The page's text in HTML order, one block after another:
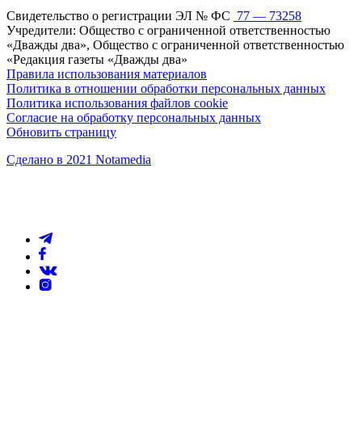
Свидетельство о регистрации ЭЛ № ФС 77 — 73258
Учредители: Общество с ограниченной ответственностью
«Дважды два», Общество с ограниченной ответственностью
«Редакция газеты «Дважды два»
Правила использования материалов
Политика в отношении обработки персональных данных
Политика использования файлов cookie
Согласие на обработку персональных данных
Обновить страницу
Сделано в 2021 Notamedia